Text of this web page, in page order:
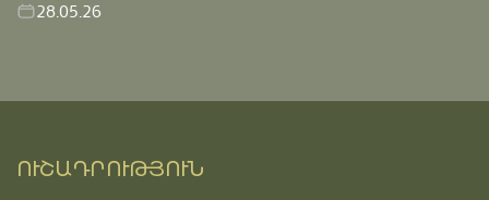
28.05.26
ՈՒՇԱԴՐՈՒԹՅՈՒՆ